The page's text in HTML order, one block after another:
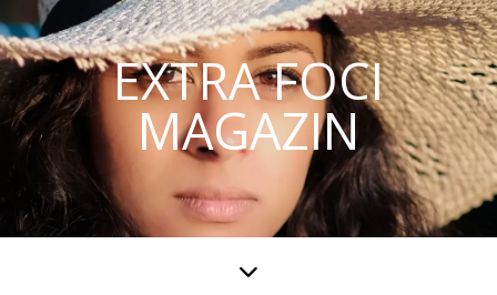
EXTRA FOCI
MAGAZIN